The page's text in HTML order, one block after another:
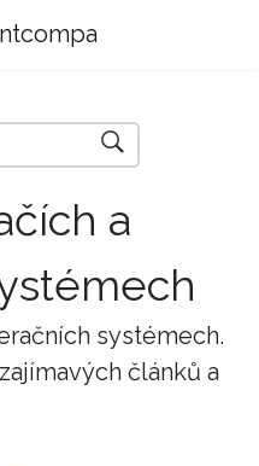
a
systémech.
článků a